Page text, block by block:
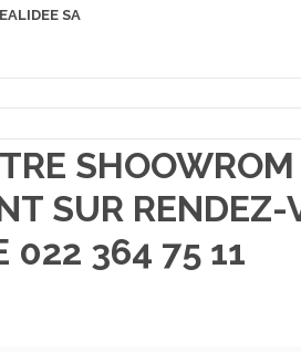
SA
SUR RENDEZ-
022 364 75 11